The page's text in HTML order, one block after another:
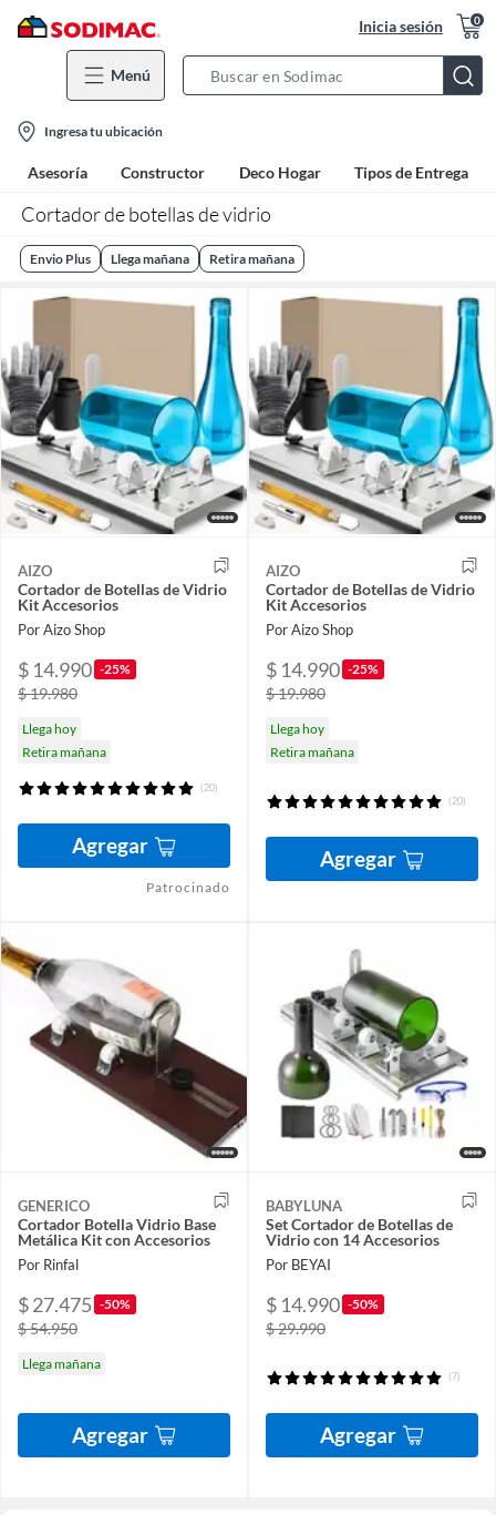
Inicia sesión 0
Menú
Bar
location-
icon
Ingresa tu ubicación
Asesoría Constructor Deco Hogar Tipos de Entrega
Cortador de botellas de vidrio
Envio Plus Llega mañana Retira mañana
AIZO
Cortador de Botellas de Vidrio
Kit Accesorios
Por Aizo Shop
$ 14.990 -25%
$ 19.980
Llega hoy
Retira mañana
(20)
Agregar
Patrocinado
AIZO
Cortador de Botellas de Vidrio
Kit Accesorios
Por Aizo Shop
$ 14.990 -25%
$ 19.980
Llega hoy
Retira mañana
(20)
Agregar
GENERICO
Cortador Botella Vidrio Base
Metálica Kit con Accesorios
Por Rinfal
$ 27.475 -50%
$ 54.950
Llega mañana
Agregar
BABYLUNA
Set Cortador de Botellas de
Vidrio con 14 Accesorios
Por BEYAI
$ 14.990 -50%
$ 29.990
(7)
Agregar